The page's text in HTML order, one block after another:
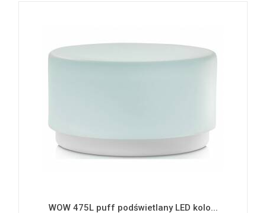
WOW 475L puff podświetlany LED kolo...